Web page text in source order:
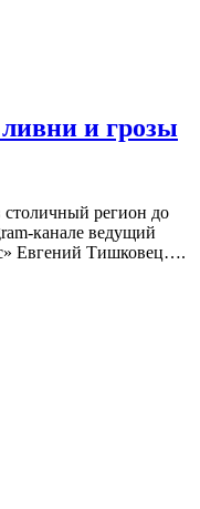
и грозы
регион до
канале ведущий
Евгений Тишковец….